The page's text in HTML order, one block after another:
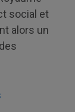
social et
alors un